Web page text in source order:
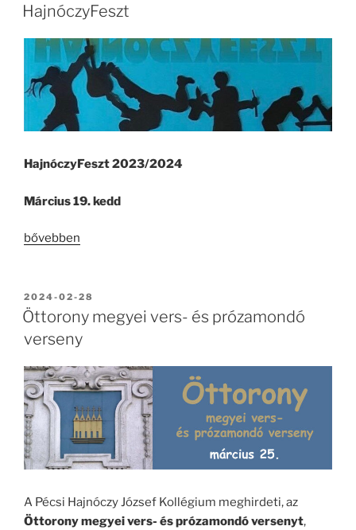
darab
HajnóczyFeszt
HajnóczyFeszt 2023/2024
Március 19. kedd
„HajnóczyFeszt”
bővebben
BEKÜLDVE:
2024-02-28
Öttorony megyei vers- és prózamondó
verseny
A Pécsi Hajnóczy József Kollégium meghirdeti, az
Öttorony megyei vers- és prózamondó versenyt,